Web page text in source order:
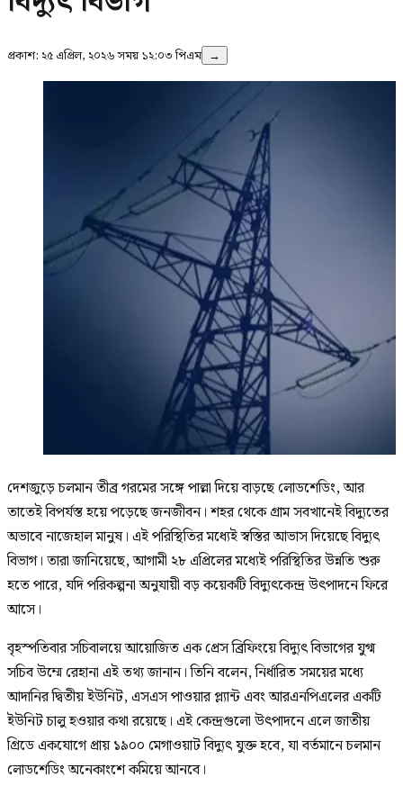
প্রকাশ: ২৫ এপ্রিল, ২০২৬ সময় ১২:০৩ পিএম →
দেশজুড়ে চলমান তীব্র গরমের সঙ্গে পাল্লা দিয়ে বাড়ছে লোডশেডিং, আর
তাতেই বিপর্যস্ত হয়ে পড়েছে জনজীবন। শহর থেকে গ্রাম সবখানেই বিদ্যুতের
অভাবে নাজেহাল মানুষ। এই পরিস্থিতির মধ্যেই স্বস্তির আভাস দিয়েছে বিদ্যুৎ
বিভাগ। তারা জানিয়েছে, আগামী ২৮ এপ্রিলের মধ্যেই পরিস্থিতির উন্নতি শুরু
হতে পারে, যদি পরিকল্পনা অনুযায়ী বড় কয়েকটি বিদ্যুৎকেন্দ্র উৎপাদনে ফিরে
আসে।
বৃহস্পতিবার সচিবালয়ে আয়োজিত এক প্রেস ব্রিফিংয়ে বিদ্যুৎ বিভাগের যুগ্ম
সচিব উম্মে রেহানা এই তথ্য জানান। তিনি বলেন, নির্ধারিত সময়ের মধ্যে
আদানির দ্বিতীয় ইউনিট, এসএস পাওয়ার প্ল্যান্ট এবং আরএনপিএলের একটি
ইউনিট চালু হওয়ার কথা রয়েছে। এই কেন্দ্রগুলো উৎপাদনে এলে জাতীয়
গ্রিডে একযোগে প্রায় ১৯০০ মেগাওয়াট বিদ্যুৎ যুক্ত হবে, যা বর্তমানে চলমান
লোডশেডিং অনেকাংশে কমিয়ে আনবে।